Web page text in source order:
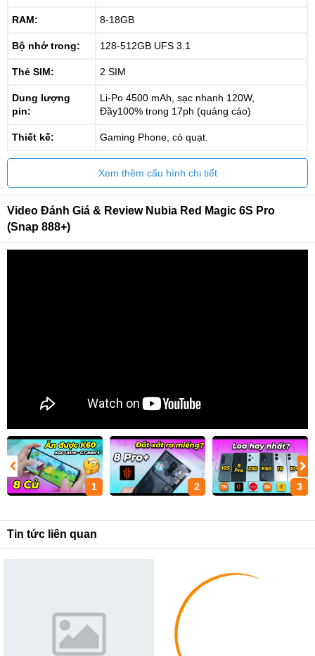
RAM: 8-18GB
Bộ nhớ trong: 128-512GB UFS 3.1
Thẻ SIM: 2 SIM
Dung lượng
pin:
Li-Po 4500 mAh, sạc nhanh 120W,
Đầy100% trong 17ph (quảng cáo)
Thiết kế: Gaming Phone, có quạt.
Xem thêm cấu hình chi tiết
Video Đánh Giá & Review Nubia Red Magic 6S Pro
(Snap 888+)
1 2 3
Tin tức liên quan